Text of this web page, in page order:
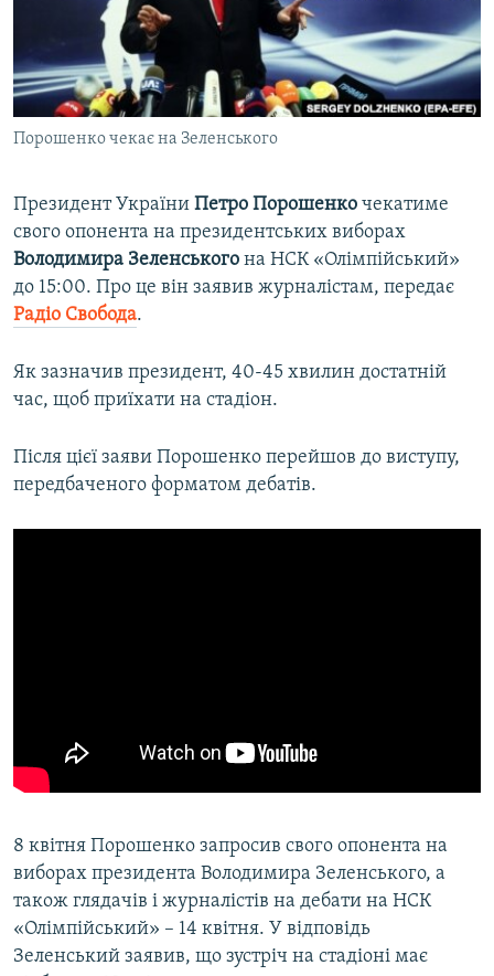
ДЕПОРТАЦІЯ
ВІДЕОУРОКИ «ELIFBE»
СВІДЧЕННЯ ОКУПАЦІЇ
УКРАЇНСЬКА ПРОБЛЕМА КРИМУ
ЯК ОБІЙТИ БЛОКУВАННЯ
Русский
Qırımtatar
Усі сайти RFE/RL
Порошенко чекає на Зеленського
Президент України Петро Порошенко чекатиме
свого опонента на президентських виборах
Володимира Зеленського на НСК «Олімпійський»
до 15:00. Про це він заявив журналістам, передає
Радіо Свобода.
Як зазначив президент, 40-45 хвилин достатній
час, щоб приїхати на стадіон.
Після цієї заяви Порошенко перейшов до виступу,
передбаченого форматом дебатів.
8 квітня Порошенко запросив свого опонента на
виборах президента Володимира Зеленського, а
також глядачів і журналістів на дебати на НСК
«Олімпійський» – 14 квітня. У відповідь
Зеленський заявив, що зустріч на стадіоні має